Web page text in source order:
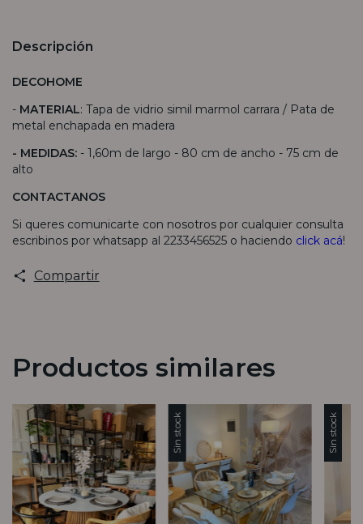
Descripción
DECOHOME
- MATERIAL: Tapa de vidrio simil marmol carrara / Pata de
metal enchapada en madera
- MEDIDAS: - 1,60m de largo - 80 cm de ancho - 75 cm de
alto
CONTACTANOS
Si queres comunicarte con nosotros por cualquier consulta
escribinos por whatsapp al 2233456525 o haciendo click acá!
Compartir
Productos similares
Sin stock Sin stock